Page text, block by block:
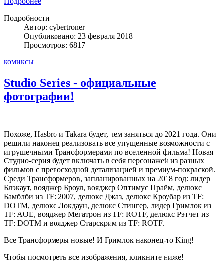
Подробности
Автор: cybertroner
Опубликовано: 23 февраля 2018
Просмотров: 6817
комиксы
Studio Series - официальные
фотографии!
Похоже, Hasbro и Takara будет, чем заняться до 2021 года. Они
решили наконец реализовать все упущенные возможности с
игрушечными Трансформерами по вселенной фильма! Новая
Студио-серия будет включать в себя персонажей из разных
фильмов с превосходной детализацией и премиум-покраской.
Среди Трансформеров, запланированных на 2018 год: лидер
Блэкаут, вояджер Броул, вояджер Оптимус Прайм, делюкс
Бамблби из TF: 2007, делюкс Джаз, делюкс Кроубар из TF:
DOTM, делюкс Локдаун, делюкс Стингер, лидер Гримлок из
TF: AOE, вояджер Мегатрон из TF: ROTF, делюкс Рэтчет из
TF: DOTM и вояджер Старскрим из TF: ROTF.
Все Трансформеры новые! И Гримлок наконец-то King!
Чтобы посмотреть все изображения, кликните ниже!